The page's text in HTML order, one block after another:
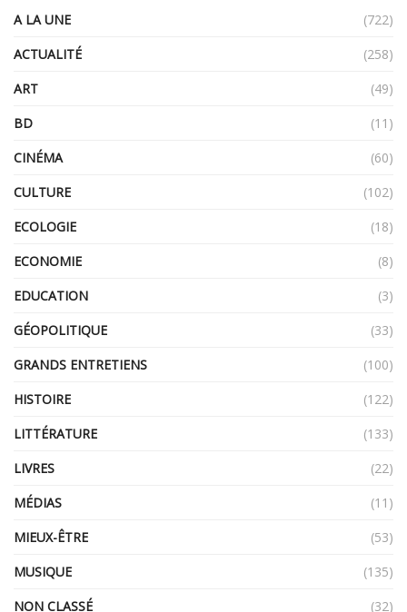
A LA UNE
(722)
ACTUALITÉ
(258)
ART
(49)
BD
(11)
CINÉMA
(60)
CULTURE
(102)
ECOLOGIE
(18)
ECONOMIE
(8)
EDUCATION
(3)
GÉOPOLITIQUE
(33)
GRANDS ENTRETIENS
(100)
HISTOIRE
(122)
LITTÉRATURE
(133)
LIVRES
(22)
MÉDIAS
(11)
MIEUX-ÊTRE
(53)
MUSIQUE
(135)
NON CLASSÉ
(32)